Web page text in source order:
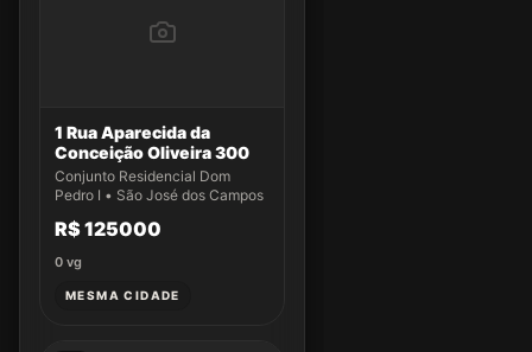
1 Rua Aparecida da
Conceição Oliveira 300
Conjunto Residencial Dom
Pedro I • São José dos Campos
R$ 125000
0 vg
MESMA CIDADE